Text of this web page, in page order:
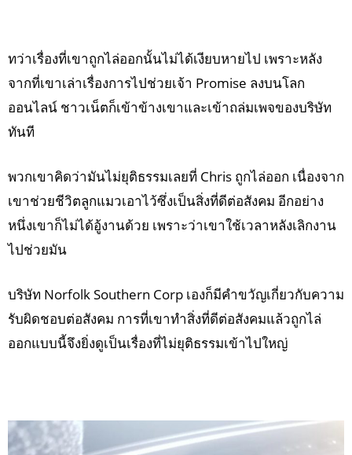
ทว่าเรื่องที่เขาถูกไล่ออกนั้นไม่ได้เงียบหายไป เพราะหลัง
จากที่เขาเล่าเรื่องการไปช่วยเจ้า Promise ลงบนโลก
ออนไลน์ ชาวเน็ตก็เข้าข้างเขาและเข้าถล่มเพจของบริษัท
ทันที
พวกเขาคิดว่ามันไม่ยุติธรรมเลยที่ Chris ถูกไล่ออก เนื่องจาก
เขาช่วยชีวิตลูกแมวเอาไว้ซึ่งเป็นสิ่งที่ดีต่อสังคม อีกอย่าง
หนึ่งเขาก็ไม่ได้อู้งานด้วย เพราะว่าเขาใช้เวลาหลังเลิกงาน
ไปช่วยมัน
บริษัท Norfolk Southern Corp เองก็มีคำขวัญเกี่ยวกับความ
รับผิดชอบต่อสังคม การที่เขาทำสิ่งที่ดีต่อสังคมแล้วถูกไล่
ออกแบบนี้จึงยิ่งดูเป็นเรื่องที่ไม่ยุติธรรมเข้าไปใหญ่